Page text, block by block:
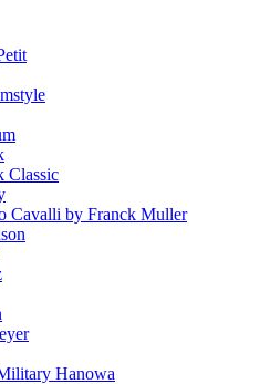
Classic
Cavalli by Franck Muller
Hanowa